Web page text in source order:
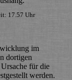
17.57 Uhr
im
dortigen
für die
werden.